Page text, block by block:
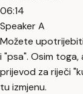
06:14
Speaker A
Možete
i "psa". Osim
prijevod za riječi
tu izmjenu.